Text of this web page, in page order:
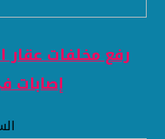
رفع مخلفات
إصابات
السبت